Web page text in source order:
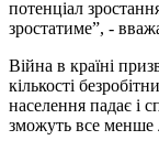
потенціал
зростатиме”, -
Війна в країні
кількості
населення падає і
зможуть все менше